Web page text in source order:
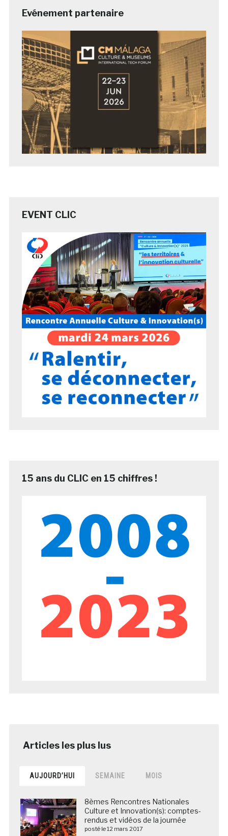
Evénement partenaire
EVENT CLIC
15 ans du CLIC en 15 chiffres !
AUJOURD’HUI SEMAINE MOIS
8èmes Rencontres Nationales
Culture et Innovation(s): comptes-
rendus et vidéos de la journée
posté le 12 mars 2017